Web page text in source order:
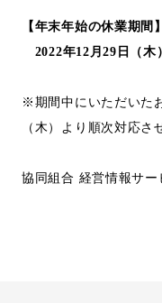
【年末年始の休業期間】
2022年12月29日（木
※期間中にいただいた
（木）より順次対応さ
協同組合 経営情報サー